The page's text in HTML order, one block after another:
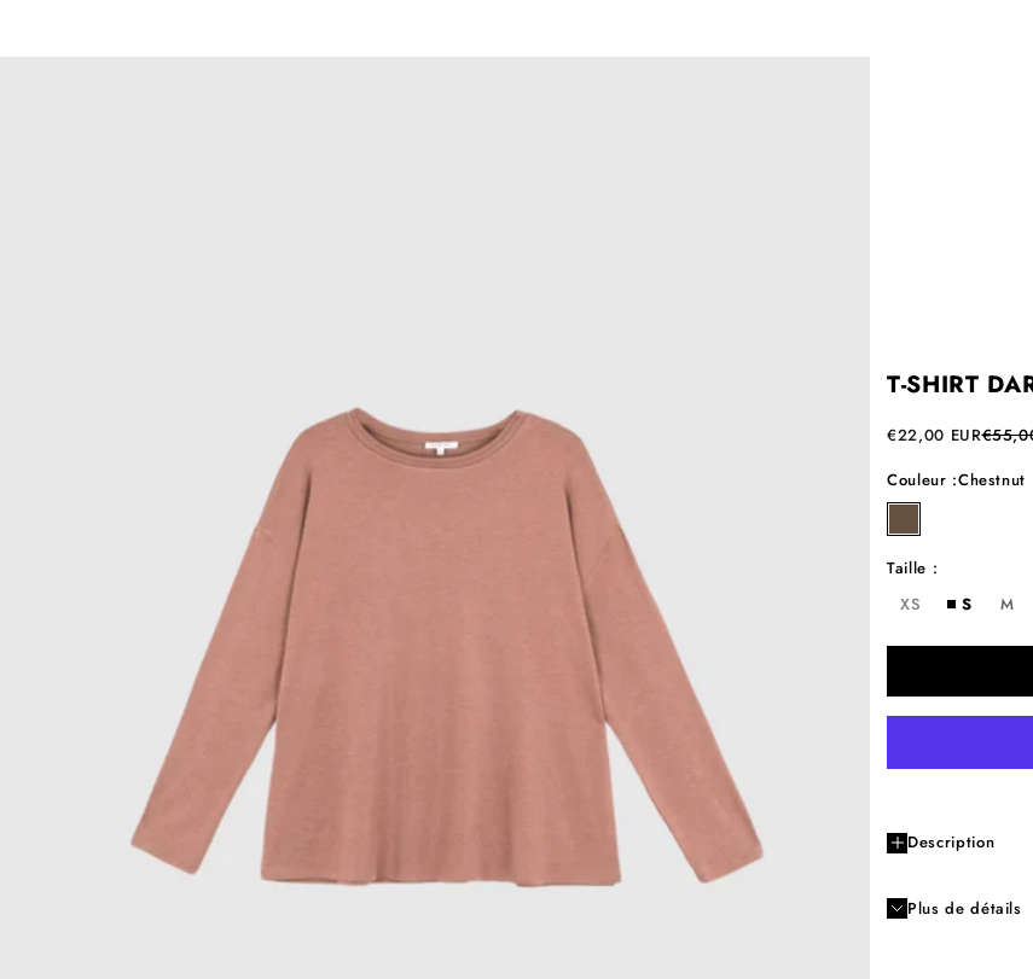
T-SHIRT
Prix de vente
€22,00 EURPrix
Couleur :Chestnut
chestnut
Taille :
XS
S M
Description
Plus de détails